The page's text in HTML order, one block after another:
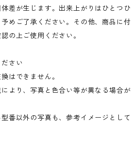
差が生じます。出来上がりはひとつひ
めご了承ください。その他、商品に付
の上ご使用ください。
さい
はできません。
より、写真と色合い等が異なる場合が
番以外の写真も、参考イメージとして